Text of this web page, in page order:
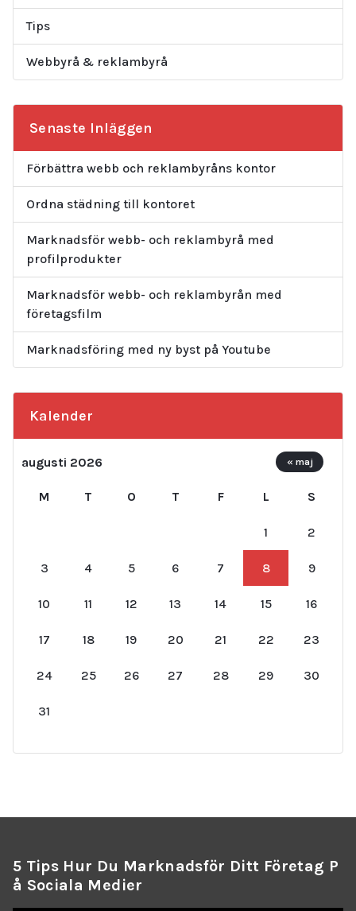
Tips
Webbyrå & reklambyrå
Senaste Inläggen
Förbättra webb och reklambyråns kontor
Ordna städning till kontoret
Marknadsför webb- och reklambyrå med
profilprodukter
Marknadsför webb- och reklambyrån med
företagsfilm
Marknadsföring med ny byst på Youtube
Kalender
augusti 2026
M T O T F L S
1 2
3 4 5 6 7 8 9
10 11 12 13 14 15 16
17 18 19 20 21 22 23
24 25 26 27 28 29 30
31
« maj
5 Tips Hur Du Marknadsför Ditt Företag P
Å Sociala Medier